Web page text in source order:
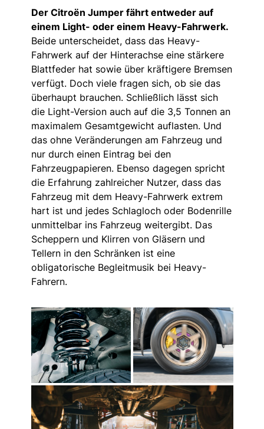
Der Citroën Jumper fährt entweder auf
einem Light- oder einem Heavy-Fahrwerk.
Beide unterscheidet, dass das Heavy-
Fahrwerk auf der Hinterachse eine stärkere
Blattfeder hat sowie über kräftigere Bremsen
verfügt. Doch viele fragen sich, ob sie das
überhaupt brauchen. Schließlich lässt sich
die Light-Version auch auf die 3,5 Tonnen an
maximalem Gesamtgewicht auflasten. Und
das ohne Veränderungen am Fahrzeug und
nur durch einen Eintrag bei den
Fahrzeugpapieren. Ebenso dagegen spricht
die Erfahrung zahlreicher Nutzer, dass das
Fahrzeug mit dem Heavy-Fahrwerk extrem
hart ist und jedes Schlagloch oder Bodenrille
unmittelbar ins Fahrzeug weitergibt. Das
Scheppern und Klirren von Gläsern und
Tellern in den Schränken ist eine
obligatorische Begleitmusik bei Heavy-
Fahrern.